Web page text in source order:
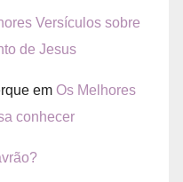
Versículos sobre
de Jesus
em Os Melhores
conhecer